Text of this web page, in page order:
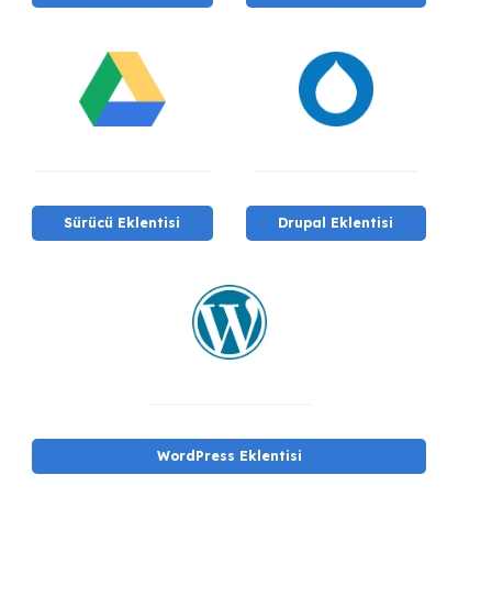
Sürücü Eklentisi Drupal Eklentisi
WordPress Eklentisi